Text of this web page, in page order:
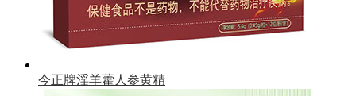
今正牌淫羊藿人参黄精